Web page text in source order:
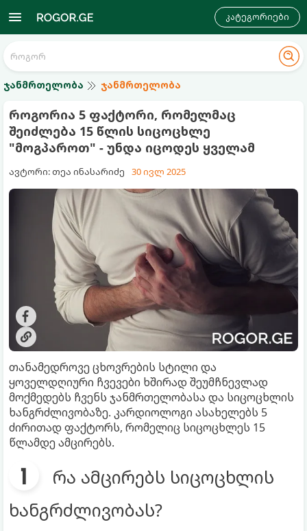
კატეგორიები
ჯანმრთელობა ჯანმრთელობა
როგორია 5 ფაქტორი, რომელმაც
შეიძლება 15 წლის სიცოცხლე
"მოგპაროთ" - უნდა იცოდეს ყველამ
ავტორი: თეა ინასარიძე 30 ივლ 2025
თანამედროვე ცხოვრების სტილი და
ყოველდღიური ჩვევები ხშირად შეუმჩნევლად
მოქმედებს ჩვენს ჯანმრთელობასა და სიცოცხლის
ხანგრძლივობაზე. კარდიოლოგი ასახელებს 5
ძირითად ფაქტორს, რომელიც სიცოცხლეს 15
წლამდე ამცირებს.
რა ამცირებს სიცოცხლის
ხანგრძლივობას?